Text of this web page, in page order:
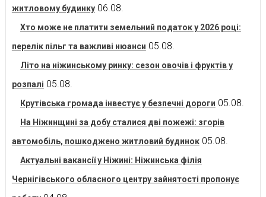
житловому будинку 06.08.
Хто може не платити земельний податок у 2026 році:
перелік пільг та важливі нюанси 05.08.
Літо на ніжинському ринку: сезон овочів і фруктів у
розпалі 05.08.
Крутівська громада інвестує у безпечні дороги 05.08.
На Ніжинщині за добу сталися дві пожежі: згорів
автомобіль, пошкоджено житловий будинок 05.08.
Актуальні вакансії у Ніжині: Ніжинська філія
Чернігівського обласного центру зайнятості пропонує